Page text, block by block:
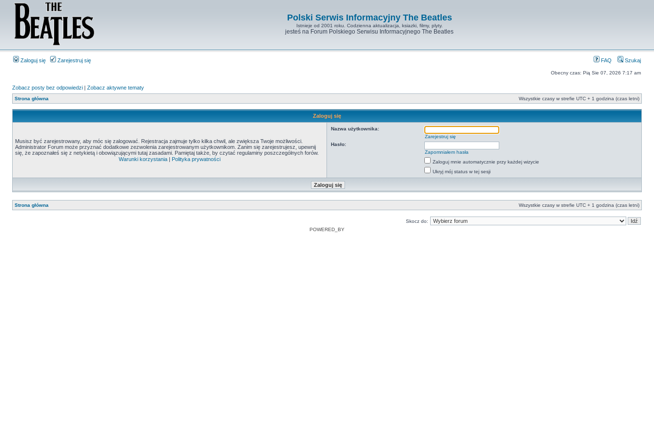
Polski Serwis Informacyjny The Beatles
Istnieje od 2001 roku. Codzienna aktualizacja, ksiazki, filmy, plyty.
jesteś na Forum Polskiego Serwisu Informacyjnego The Beatles
Zaloguj się Zarejestruj się FAQ Szukaj
Obecny czas: Pią Sie 07, 2026 7:17 am
Zobacz posty bez odpowiedzi | Zobacz aktywne tematy
Strona główna Wszystkie czasy w strefie UTC + 1 godzina (czas letni)
Zaloguj się
Musisz być zarejestrowany, aby móc się zalogować. Rejestracja zajmuje tylko kilka chwil, ale zwiększa Twoje możliwości.
Administrator Forum może przyznać dodatkowe zezwolenia zarejestrowanym użytkownikom. Zanim się zarejestrujesz, upewnij
się, że zapoznałeś się z netykietą i obowiązującymi tutaj zasadami. Pamiętaj także, by czytać regulaminy poszczególnych forów.
Warunki korzystania | Polityka prywatności
Nazwa użytkownika:
Zarejestruj się
Hasło:
Zapomniałem hasła
Zaloguj mnie automatycznie przy każdej wizycie
Ukryj mój status w tej sesji
Strona główna Wszystkie czasy w strefie UTC + 1 godzina (czas letni)
Skocz do:
POWERED_BY